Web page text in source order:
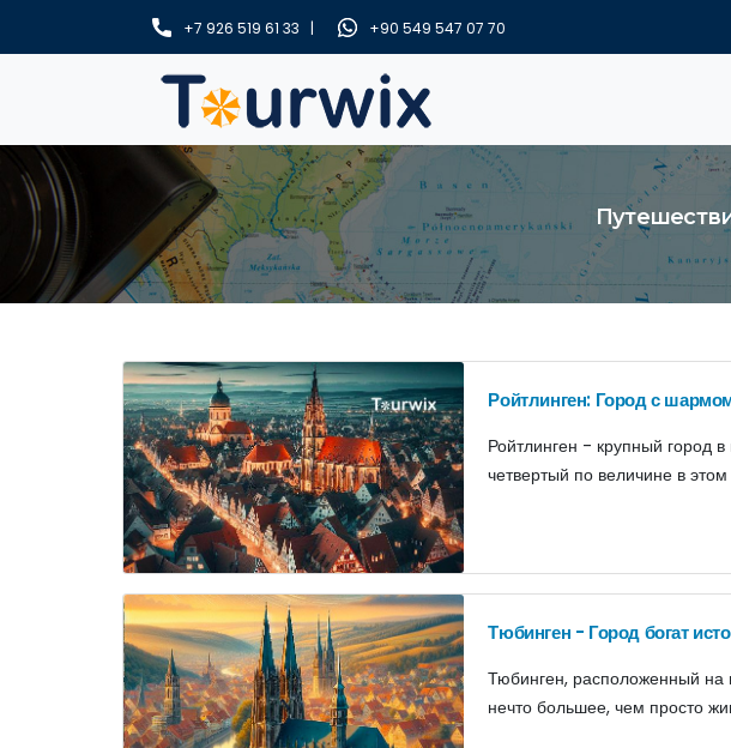
+7 926 519 61 33 | +90 549 547 07 70
Ройтлинген: Город с
Ройтлинген - крупный город
четвертый по величине в
Тюбинген - Город богат
Тюбинген, расположенный на
нечто большее, чем просто